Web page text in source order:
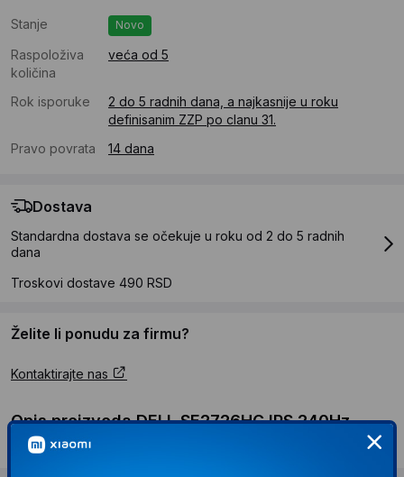
Stanje Novo
Raspoloživa
količina
veća od 5
Rok isporuke
2 do 5 radnih dana, a najkasnije u roku
definisanim ZZP po clanu 31.
Pravo povrata
14 dana
Dostava
Standardna dostava se očekuje u roku od 2 do 5 radnih
dana
Troskovi dostave 490 RSD
Želite li ponudu za firmu?
Kontaktirajte nas
Opis proizvoda DELL SE2726HG IPS 240Hz
FreeSync